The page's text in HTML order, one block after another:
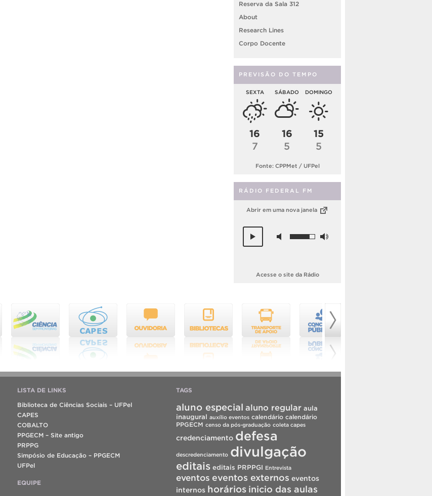
Reserva da Sala 312
About
Research Lines
Corpo Docente
PREVISÃO DO TEMPO
SEXTA
16
7
SÁBADO
16
5
DOMINGO
15
5
Fonte: CPPMet / UFPel
RÁDIO FEDERAL FM
Abrir em uma nova janela
Acesse o site da Rádio
LISTA DE LINKS
Biblioteca de Ciências Sociais – UFPel
CAPES
COBALTO
PPGECM – Site antigo
PRPPG
Simpósio de Educação – PPGECM
UFPel
EQUIPE
TAGS
aluno especial aluno regular aula
inaugural auxílio eventos calendário calendário
PPGECM censo da pós-graduação coleta capes
credenciamento defesa
descredenciamento divulgação
editais editais PRPPGI Entrevista
eventos eventos externos eventos
internos horários inicio das aulas